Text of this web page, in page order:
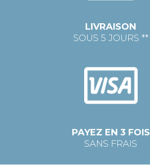
LIVRAISON
SOUS 5 JOURS **
PAYEZ EN 3 FOIS
SANS FRAIS